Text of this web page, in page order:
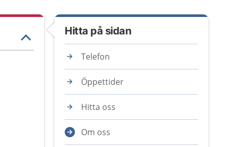
Hitta på sidan
Telefon
Öppettider
Hitta oss
Om oss